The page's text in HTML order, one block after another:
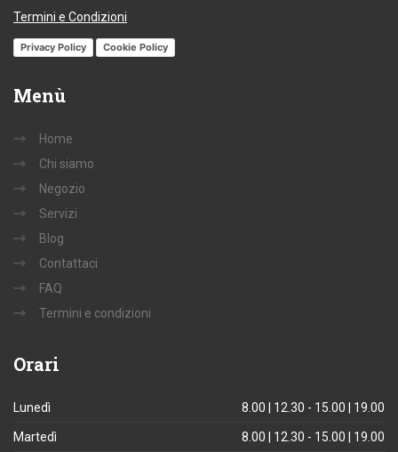
Termini e Condizioni
Privacy Policy Cookie Policy
Menù
Home
Chi siamo
Negozio
Servizi
Blog
Contattaci
FAQ
Termini e condizioni
Orari
Lunedì 8.00 | 12.30 - 15.00 | 19.00
Martedì 8.00 | 12.30 - 15.00 | 19.00